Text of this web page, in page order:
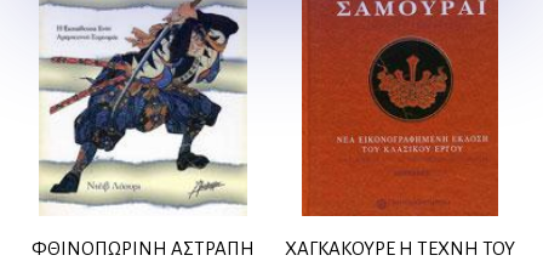
ΦΘΙΝΟΠΩΡΙΝΗ ΑΣΤΡΑΠΗ
ΧΑΓΚΑΚΟΥΡΕ Η ΤΕΧΝΗ ΤΟΥ